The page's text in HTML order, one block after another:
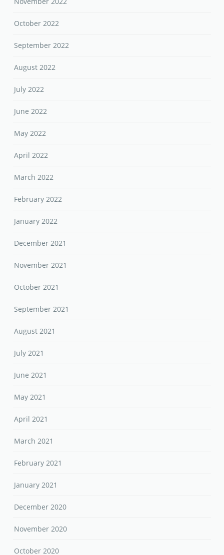
October 2022
September 2022
August 2022
July 2022
June 2022
May 2022
April 2022
March 2022
February 2022
January 2022
December 2021
November 2021
October 2021
September 2021
August 2021
July 2021
June 2021
May 2021
April 2021
March 2021
February 2021
January 2021
December 2020
November 2020
October 2020